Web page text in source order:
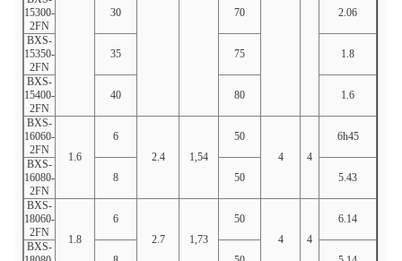
15300-
2FN
30 70 2.06
BXS-
15350-
2FN
35 75 1.8
BXS-
15400-
2FN
40 80 1.6
BXS-
16060-
2FN
1.6
6
2.4
1,54
50
4
4
6h45
BXS-
16080-
2FN
8 50 5.43
BXS-
18060-
2FN
1.8
6
2.7
1,73
50
4
4
6.14
BXS-